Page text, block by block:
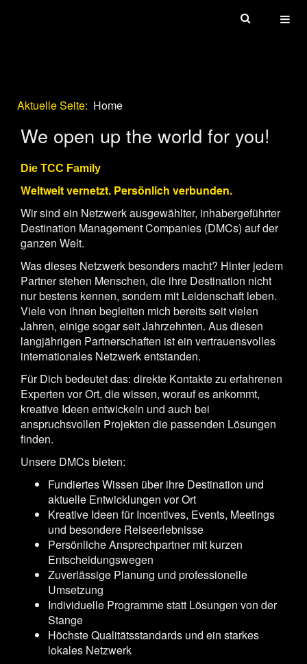
Aktuelle Seite: Home
We open up the world for you!
Die TCC Family
Weltweit vernetzt. Persönlich verbunden.
Wir sind ein Netzwerk ausgewählter, inhabergeführter
Destination Management Companies (DMCs) auf der
ganzen Welt.
Was dieses Netzwerk besonders macht? Hinter jedem
Partner stehen Menschen, die ihre Destination nicht
nur bestens kennen, sondern mit Leidenschaft leben.
Viele von ihnen begleiten mich bereits seit vielen
Jahren, einige sogar seit Jahrzehnten. Aus diesen
langjährigen Partnerschaften ist ein vertrauensvolles
internationales Netzwerk entstanden.
Für Dich bedeutet das: direkte Kontakte zu erfahrenen
Experten vor Ort, die wissen, worauf es ankommt,
kreative Ideen entwickeln und auch bei
anspruchsvollen Projekten die passenden Lösungen
finden.
Unsere DMCs bieten:
Fundiertes Wissen über ihre Destination und
aktuelle Entwicklungen vor Ort
Kreative Ideen für Incentives, Events, Meetings
und besondere Reiseerlebnisse
Persönliche Ansprechpartner mit kurzen
Entscheidungswegen
Zuverlässige Planung und professionelle
Umsetzung
Individuelle Programme statt Lösungen von der
Stange
Höchste Qualitätsstandards und ein starkes
lokales Netzwerk